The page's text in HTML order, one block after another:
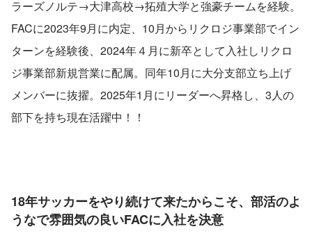
ラーズノルテ→大津高校→拓殖大学と強豪チームを経験。
FACに2023年9月に内定、10月からリクロジ事業部でイン
ターンを経験後、2024年４月に新卒として入社しリクロ
ジ事業部新規営業に配属。同年10月に大分支部立ち上げ
メンバーに抜擢。2025年1月にリーダーへ昇格し、3人の
部下を持ち現在活躍中！！
18年サッカーをやり続けて来たからこそ、部活のよ
うなで雰囲気の良いFACに入社を決意